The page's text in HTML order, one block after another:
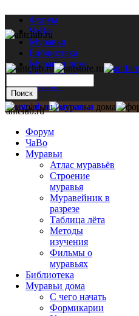
Форум
ЧаВо
Муравьи
Библиотека
Муравьи дома
Мастерская
Каталог
antclub.ru
Форум
ЧаВо
Муравьи
Атлас муравьёв
Строение
муравья
Муравейник в
разрезе
Таблица лёта
Методы
изучения
Фильмы о
муравьях
Библиотека
Муравьи дома
С чего начать
Формикарии